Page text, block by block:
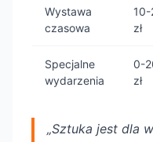
Wystawa
czasowa
10-
zł
Specjalne
wydarzenia
0-
zł
„Sztuka jest dla